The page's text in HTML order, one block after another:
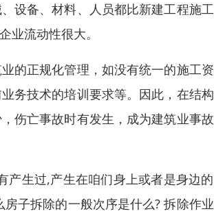
设备、材料、人员都比新建工程施
业流动性很大。
的正规化管理，如没有统一的施工
务技术的培训要求等。因此，在结
伤亡事故时有发生，成为建筑业事
产生过,产生在咱们身上或者是身边
子拆除的一般次序是什么? 拆除作